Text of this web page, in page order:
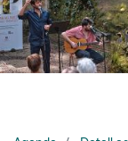
Agenda
Detall